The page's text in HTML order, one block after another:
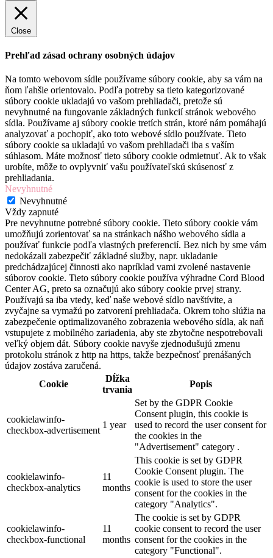
Close
Prehľad zásad ochrany osobných údajov
Na tomto webovom sídle používame súbory cookie, aby sa vám na
ňom ľahšie orientovalo. Podľa potreby sa tieto kategorizované
súbory cookie ukladajú vo vašom prehliadači, pretože sú
nevyhnutné na fungovanie základných funkcií stránok webového
sídla. Používame aj súbory cookie tretích strán, ktoré nám pomáhajú
analyzovať a pochopiť, ako toto webové sídlo používate. Tieto
súbory cookie sa ukladajú vo vašom prehliadači iba s vaším
súhlasom. Máte možnosť tieto súbory cookie odmietnuť. Ak to však
urobíte, môže to ovplyvniť vašu používateľskú skúsenosť z
prehliadania.
Nevyhnutné
Nevyhnutné
Vždy zapnuté
Pre nevyhnutne potrebné súbory cookie. Tieto súbory cookie vám
umožňujú zorientovať sa na stránkach nášho webového sídla a
používať funkcie podľa vlastných preferencií. Bez nich by sme vám
nedokázali zabezpečiť základné služby, napr. ukladanie
predchádzajúcej činnosti ako napríklad vami zvolené nastavenie
súborov cookie. Tieto súbory cookie používa výhradne Cord Blood
Center AG, preto sa označujú ako súbory cookie prvej strany.
Používajú sa iba vtedy, keď naše webové sídlo navštívite, a
zvyčajne sa vymažú po zatvorení prehliadača. Okrem toho slúžia na
zabezpečenie optimalizovaného zobrazenia webového sídla, ak naň
vstupujete z mobilného zariadenia, aby ste zbytočne nespotrebovali
veľký objem dát. Súbory cookie navyše zjednodušujú zmenu
protokolu stránok z http na https, takže bezpečnosť prenášaných
údajov zostáva zaručená.
Cookie
Dĺžka
trvania
Popis
cookielawinfo-
checkbox-advertisement
1 year
Set by the GDPR Cookie
Consent plugin, this cookie is
used to record the user consent for
the cookies in the
"Advertisement" category .
cookielawinfo-
checkbox-analytics
11
months
This cookie is set by GDPR
Cookie Consent plugin. The
cookie is used to store the user
consent for the cookies in the
category "Analytics".
cookielawinfo-
checkbox-functional
11
months
The cookie is set by GDPR
cookie consent to record the user
consent for the cookies in the
category "Functional".